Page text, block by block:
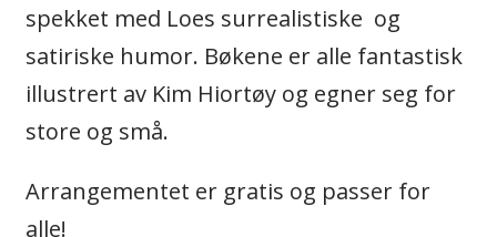
spekket med Loes surrealistiske og
satiriske humor. Bøkene er alle fantastisk
illustrert av Kim Hiortøy og egner seg for
store og små.
Arrangementet er gratis og passer for
alle!